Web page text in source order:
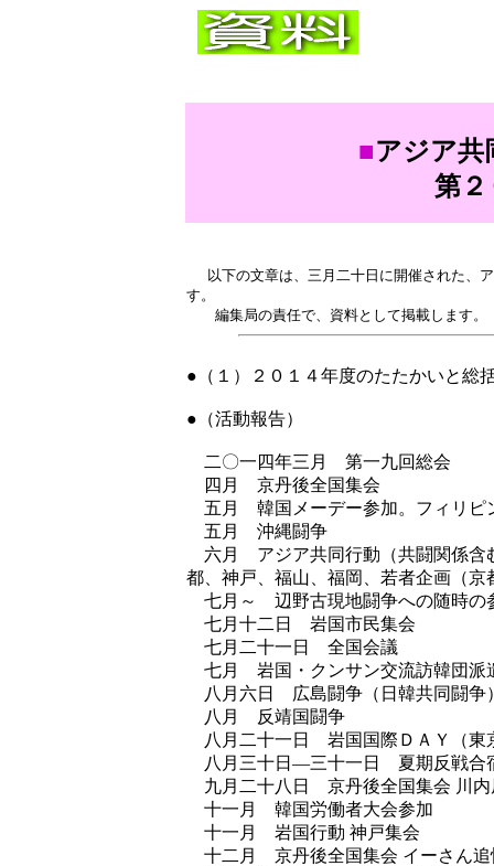
■アジア共
第２
以下の文章は、三月二十日に開催された、
す。
編集局の責任で、資料として掲載します。
●（１）２０１４年度のたたかいと総
●（活動報告）
二〇一四年三月 第一九回総会
四月 京丹後全国集会
五月 韓国メーデー参加。フィリピ
五月 沖縄闘争
六月 アジア共同行動（共闘関係含
都、神戸、福山、福岡、若者企画（京
七月～ 辺野古現地闘争への随時の
七月十二日 岩国市民集会
七月二十一日 全国会議
七月 岩国・クンサン交流訪韓団派
八月六日 広島闘争（日韓共同闘争
八月 反靖国闘争
八月二十一日 岩国国際ＤＡＹ（東
八月三十日―三十一日 夏期反戦合
九月二十八日 京丹後全国集会 川内
十一月 韓国労働者大会参加
十一月 岩国行動 神戸集会
十二月 京丹後全国集会 イーさん追